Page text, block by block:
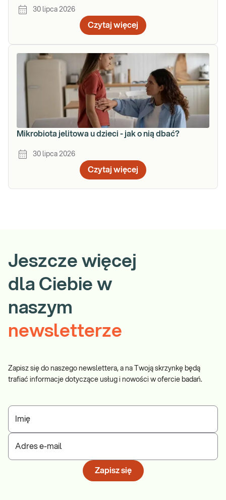
30 lipca 2026
Czytaj więcej
Mikrobiota jelitowa u dzieci - jak o nią dbać?
30 lipca 2026
Czytaj więcej
Jeszcze więcej
dla Ciebie w
naszym
newsletterze
Zapisz się do naszego newslettera, a na Twoją skrzynkę będą
trafiać informacje dotyczące usług i nowości w ofercie badań.
Imię
Adres e-mail
Zapisz się